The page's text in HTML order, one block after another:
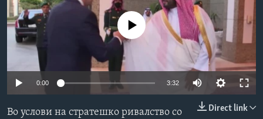
ИНТЕРВЈУА
Јазици No media source currently available
0:00 3:32
Direct link
Во услови на стратешко ривалство со